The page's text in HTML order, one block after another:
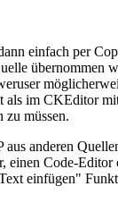
einfach per
übernommen
als im CKEditor
zu müssen.
anderen
einen Code-Editor
einfügen"